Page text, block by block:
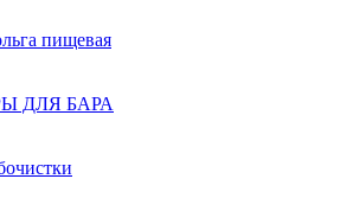
пищевая
ДЛЯ БАРА